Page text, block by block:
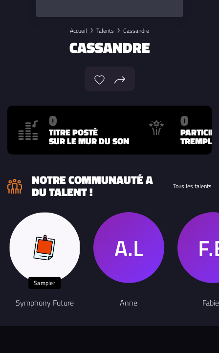
Accueil Talents Cassandre
CASSANDRE
0
TITRE POSTÉ
SUR LE MUR DU SON
0
NOTRE COMMUNAUTÉ A
DU TALENT ! Tous les talents
Sampler
Symphony Future Anne